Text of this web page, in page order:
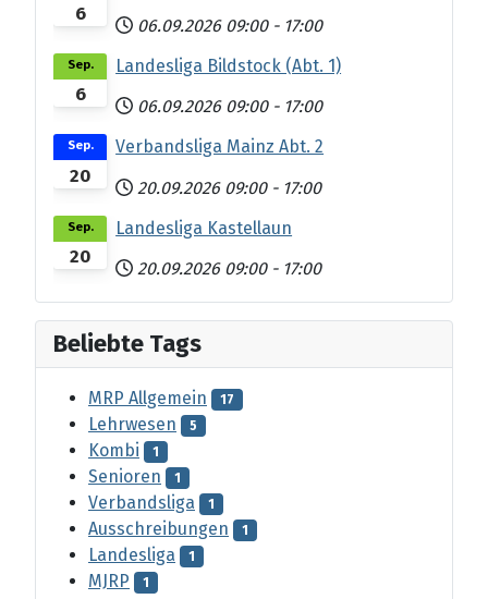
6
06.09.2026 09:00 - 17:00
6
Sep.
Landesliga Bildstock (Abt. 1)
06.09.2026 09:00 - 17:00
20
Sep.
Verbandsliga Mainz Abt. 2
20.09.2026 09:00 - 17:00
20
Sep.
Landesliga Kastellaun
20.09.2026 09:00 - 17:00
Beliebte Tags
MRP Allgemein 17
Lehrwesen 5
Kombi 1
Senioren 1
Verbandsliga 1
Ausschreibungen 1
Landesliga 1
MJRP 1